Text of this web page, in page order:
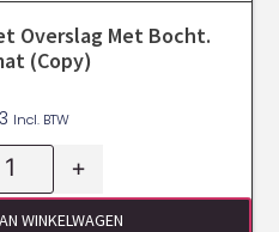
Overslag Met Bocht.
(Copy)
Incl. BTW
+
WINKELWAGEN